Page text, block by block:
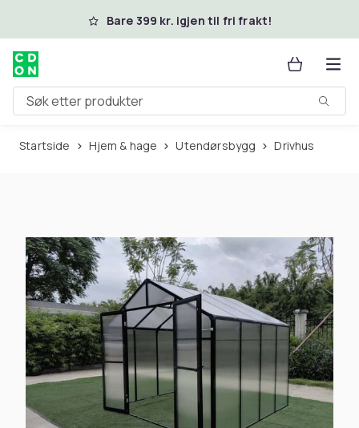
Hopp til hovedinnholdBare 399 kr. igjen til fri frakt!
Søk etter produkter
Startside Hjem & hage Utendørsbygg Drivhus